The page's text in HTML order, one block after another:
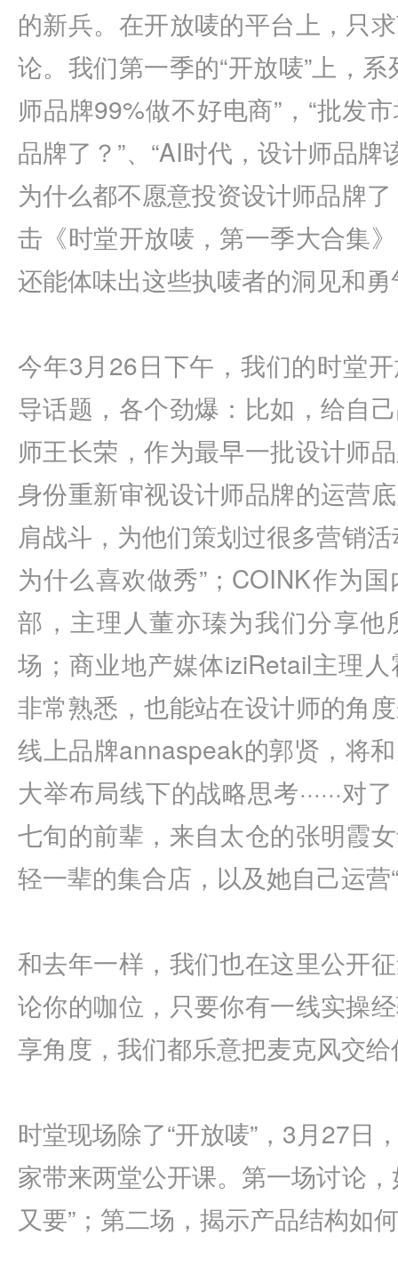
的新兵。在开放唛的平台上，只
论。我们第一季的“开放唛”上，系
师品牌99%做不好电商”，“批发
品牌了？”、“AI时代，设计师品牌
为什么都不愿意投资设计师品牌
击《时堂开放唛，第一季大合集
还能体味出这些执唛者的洞见和
今年3月26日下午，我们的时堂
导话题，各个劲爆：比如，给自
师王长荣，作为最早一批设计师
身份重新审视设计师品牌的运营
肩战斗，为他们策划过很多营销
为什么喜欢做秀”；COINK作为
部，主理人董亦瑧为我们分享
场；商业地产媒体iziRetail主理
非常熟悉，也能站在设计师的角
线上品牌annaspeak的郭贤，将
大举布局线下的战略思考······
七旬的前辈，来自太仓的张明霞
轻一辈的集合店，以及她自己运营
和去年一样，我们也在这里公开
论你的咖位，只要你有一线实操
享角度，我们都乐意把麦克风交
时堂现场除了“开放唛”，3月27日
家带来两堂公开课。第一场讨论
又要”；第二场，揭示产品结构如